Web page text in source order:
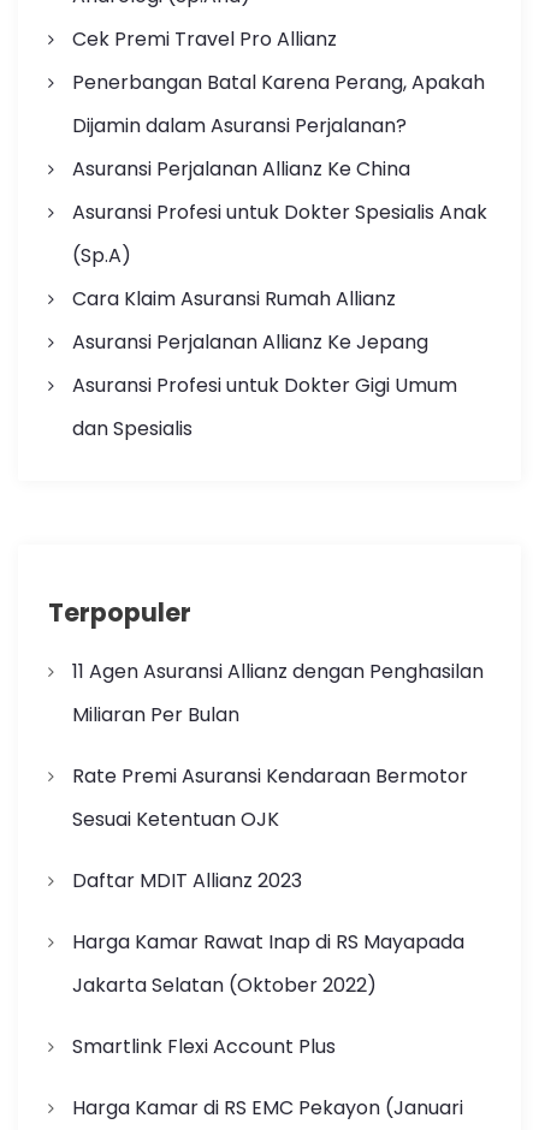
Cek Premi Travel Pro Allianz
Penerbangan Batal Karena Perang, Apakah
Dijamin dalam Asuransi Perjalanan?
Asuransi Perjalanan Allianz Ke China
Asuransi Profesi untuk Dokter Spesialis Anak
(Sp.A)
Cara Klaim Asuransi Rumah Allianz
Asuransi Perjalanan Allianz Ke Jepang
Asuransi Profesi untuk Dokter Gigi Umum
dan Spesialis
Terpopuler
11 Agen Asuransi Allianz dengan Penghasilan
Miliaran Per Bulan
Rate Premi Asuransi Kendaraan Bermotor
Sesuai Ketentuan OJK
Daftar MDIT Allianz 2023
Harga Kamar Rawat Inap di RS Mayapada
Jakarta Selatan (Oktober 2022)
Smartlink Flexi Account Plus
Harga Kamar di RS EMC Pekayon (Januari